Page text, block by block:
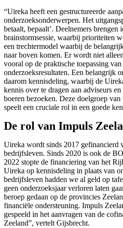
“Uireka heeft een gestructureerde
onderzoeksonderwerpen. Het
betaalt, bepaalt’. Deelnemers brengen
brainstormsessie, waarbij prioriteiten
een trechtermodel waarbij de
naar boven komen. Er wordt niet
vooral op de praktische toepassing
onderzoeksresultaten. Een belangrijk
daarom kennisdeling, waarbij de
kennis over te dragen aan adviseurs
boeren bezoeken. Deze doelgroep van
speelt een cruciale rol in een goede
De rol van Impuls
Uireka wordt sinds 2017 gefinancierd
bedrijfsleven. Sinds 2020 is ook de
2022 stopte de financiering van het
Uireka op kennisdeling in plaats van
bedrijfsleven hadden we al geld op
geen onderzoeksjaar verloren laten
beroep gedaan op de provincies
financiële ondersteuning. Impuls
gespeeld in het aanvragen van de
Zeeland”, vertelt Gijsbrecht.